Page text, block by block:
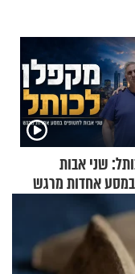
שני אבות
אחדות מרגש